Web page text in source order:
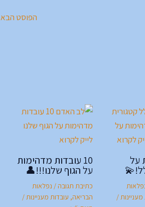
הפוסט הבא
על
/
10 עובדות מדהימות
על הגוף שלנו!!!👤
כתיבת תגובה/ נפלאות
הבריאה, עובדות מעניינות/